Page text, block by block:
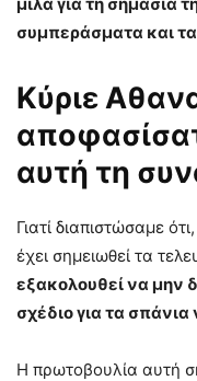
συμπεράσματα και
Κύριε
αυτή τη
Γιατί διαπιστώσαμε
έχει σημειωθεί τα
εξακολουθεί να μην
σχέδιο για τα
Η πρωτοβουλία αυτή